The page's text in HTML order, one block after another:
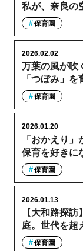
私が、奈良の
保育園
万葉の風が吹
「つぼみ」
2026.02.02
保育園
「おかえり
保育を好きに
2026.01.20
保育園
【大和路探
庭。世代を超
2026.01.13
保育園